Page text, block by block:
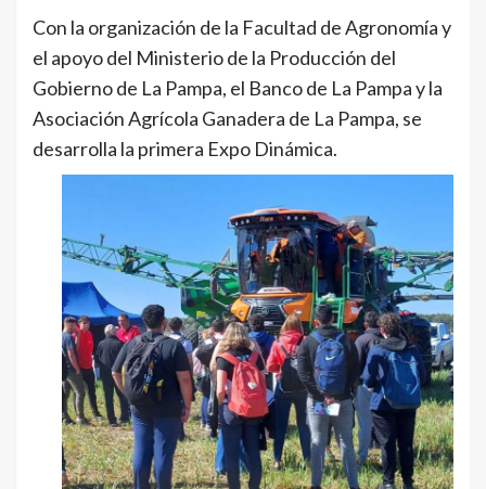
Con la organización de la Facultad de Agronomía y
el apoyo del Ministerio de la Producción del
Gobierno de La Pampa, el Banco de La Pampa y la
Asociación Agrícola Ganadera de La Pampa, se
desarrolla la primera Expo Dinámica.